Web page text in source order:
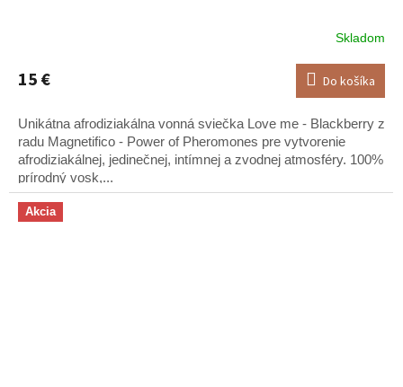
Skladom
15 € Do košíka
Unikátna afrodiziakálna vonná sviečka Love me - Blackberry z
radu Magnetifico - Power of Pheromones pre vytvorenie
afrodiziakálnej, jedinečnej, intímnej a zvodnej atmosféry. 100%
prírodný vosk,...
Akcia